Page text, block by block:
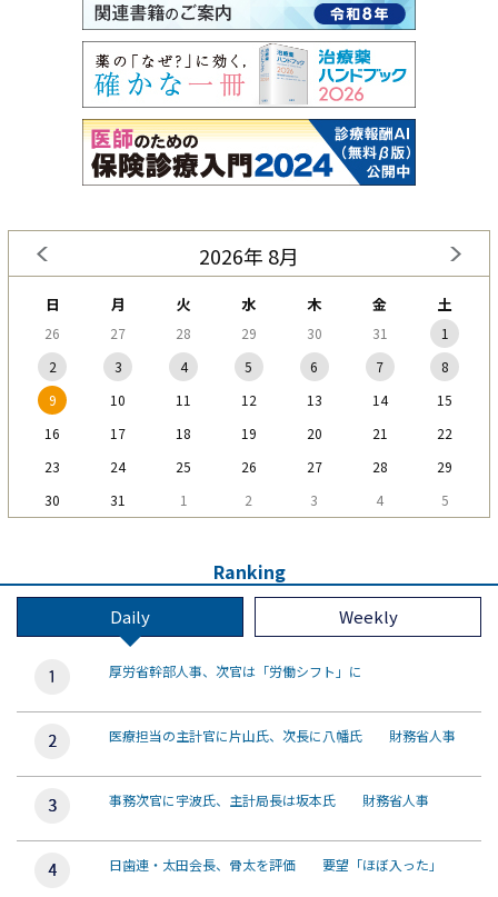
2026年 8月
日 月 火 水 木 金 土
26 27 28 29 30 31
1
2
3 4 5 6 7
8
9
10 11 12 13 14
15
16
17 18 19 20 21
22
23
24 25 26 27 28
29
30
31 1 2 3 4 5
Ranking
Daily Weekly
厚労省幹部人事、次官は「労働シフト」に
医療担当の主計官に片山氏、次長に八幡氏 財務省人事
事務次官に宇波氏、主計局長は坂本氏 財務省人事
日歯連・太田会長、骨太を評価 要望「ほぼ入った」